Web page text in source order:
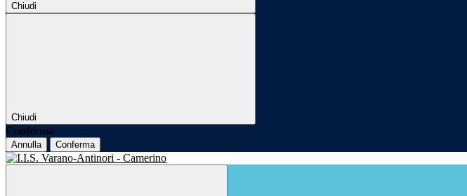
Chiudi
Chiudi
Conferma
Annulla Conferma